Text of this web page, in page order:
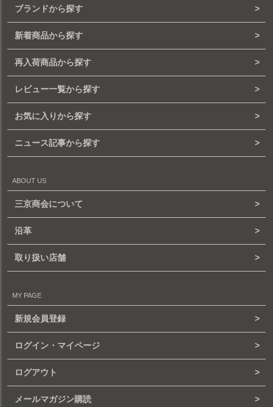
ブランドから探す
新着商品から探す
再入荷商品から探す
レビュー一覧から探す
お気に入りから探す
ニュース記事から探す
ABOUT US
三京商会について
沿革
取り扱い店舗
MY PAGE
新規会員登録
ログイン・マイページ
ログアウト
メールマガジン購読